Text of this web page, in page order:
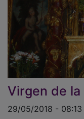
Virgen de la
29/05/2018 - 08:13